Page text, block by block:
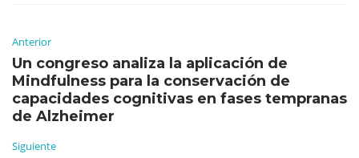
Anterior
Un congreso analiza la aplicación de
Mindfulness para la conservación de
capacidades cognitivas en fases tempranas
de Alzheimer
Siguiente